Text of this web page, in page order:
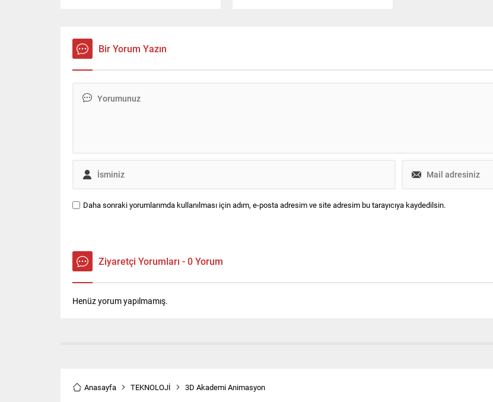
edilirken, şu ana kadar yangından 8
köy etkilendi. Riskli görülen yerleşim
Bir Yorum Yazın
Daha sonraki yorumlarımda kullanılması için adım, e-posta adresim ve site adresim bu tarayıcıya kaydedilsin.
Ziyaretçi Yorumları - 0 Yorum
Henüz yorum yapılmamış.
Anasayfa TEKNOLOJİ 3D Akademi Animasyon